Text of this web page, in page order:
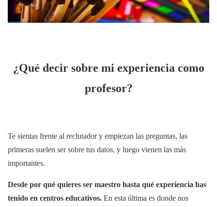
¿Qué decir sobre mi experiencia como
profesor?
Te sientas frente al reclutador y empiezan las preguntas, las
primeras suelen ser sobre tus datos, y luego vienen las más
importantes.
Desde por qué quieres ser maestro hasta qué experiencia has
tenido en centros educativos. En esta última es donde nos